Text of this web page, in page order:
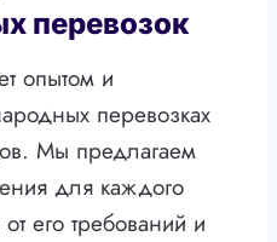
перевозок
опытом и
перевозках
Мы предлагаем
для каждого
его требований и